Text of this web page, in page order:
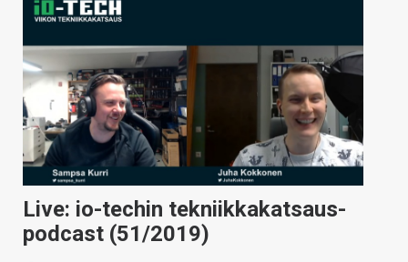
Live: io-techin tekniikkakatsaus-
podcast (51/2019)